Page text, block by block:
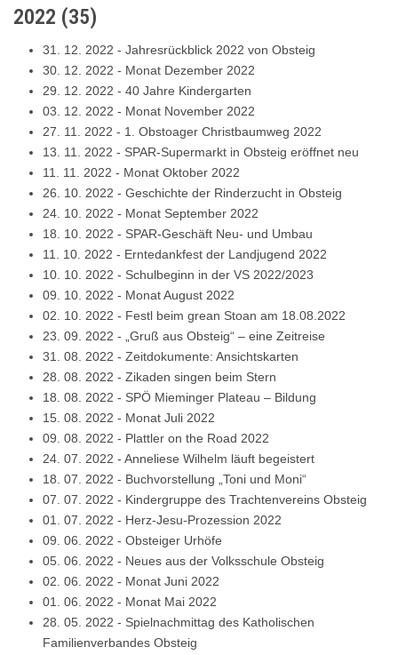
2022 (35)
31. 12. 2022 - Jahresrückblick 2022 von Obsteig
30. 12. 2022 - Monat Dezember 2022
29. 12. 2022 - 40 Jahre Kindergarten
03. 12. 2022 - Monat November 2022
27. 11. 2022 - 1. Obstoager Christbaumweg 2022
13. 11. 2022 - SPAR-Supermarkt in Obsteig eröffnet neu
11. 11. 2022 - Monat Oktober 2022
26. 10. 2022 - Geschichte der Rinderzucht in Obsteig
24. 10. 2022 - Monat September 2022
18. 10. 2022 - SPAR-Geschäft Neu- und Umbau
11. 10. 2022 - Erntedankfest der Landjugend 2022
10. 10. 2022 - Schulbeginn in der VS 2022/2023
09. 10. 2022 - Monat August 2022
02. 10. 2022 - Festl beim grean Stoan am 18.08.2022
23. 09. 2022 -
„Gruß aus Obsteig“ – eine Zeitreise
31. 08. 2022 - Zeitdokumente: Ansichtskarten
28. 08. 2022 - Zikaden singen beim Stern
18. 08. 2022 - SPÖ Mieminger Plateau – Bildung
15. 08. 2022 - Monat Juli 2022
09. 08. 2022 - Plattler on the Road 2022
24. 07. 2022 - Anneliese Wilhelm läuft begeistert
18. 07. 2022 - Buchvorstellung „Toni und Moni“
07. 07. 2022 - Kindergruppe des Trachtenvereins Obsteig
01. 07. 2022 - Herz-Jesu-Prozession 2022
09. 06. 2022 - Obsteiger Urhöfe
05. 06. 2022 - Neues aus der Volksschule Obsteig
02. 06. 2022 - Monat Juni 2022
01. 06. 2022 - Monat Mai 2022
28. 05. 2022 - Spielnachmittag des Katholischen
Familienverbandes Obsteig